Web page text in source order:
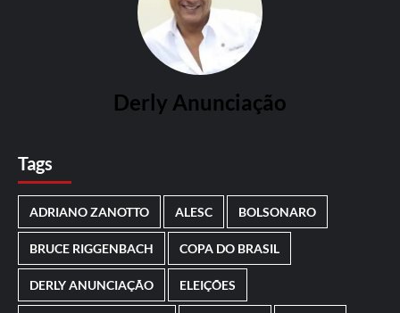
Derly Anunciação
Tags
ADRIANO ZANOTTO ALESC BOLSONARO
BRUCE RIGGENBACH COPA DO BRASIL
DERLY ANUNCIAÇÃO ELEIÇÕES